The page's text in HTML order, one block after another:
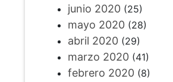
junio 2020(25)
mayo 2020(28)
abril 2020(29)
marzo 2020(41)
febrero 2020(8)